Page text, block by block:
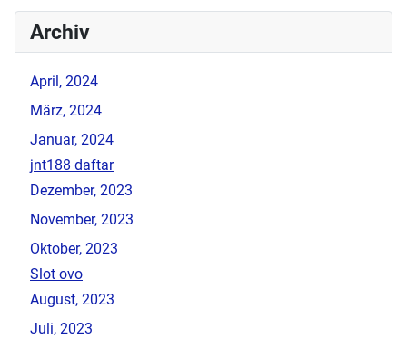
Archiv
April, 2024
März, 2024
Januar, 2024
jnt188 daftar
Dezember, 2023
November, 2023
Oktober, 2023
Slot ovo
August, 2023
Juli, 2023